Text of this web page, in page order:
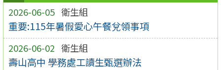
2026-06-05 衛生組
重要:115年暑假愛心午餐兌領事項
2026-06-02 衛生組
壽山高中 學務處工讀生甄選辦法